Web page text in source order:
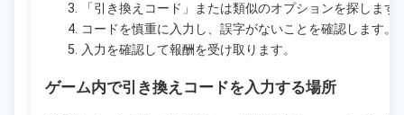
「引き換えコード」または類似のオプションを探します
コードを慎重に入力し、誤字がないことを確認します。
入力を確認して報酬を受け取ります。
ゲーム内で引き換えコードを入力する場所